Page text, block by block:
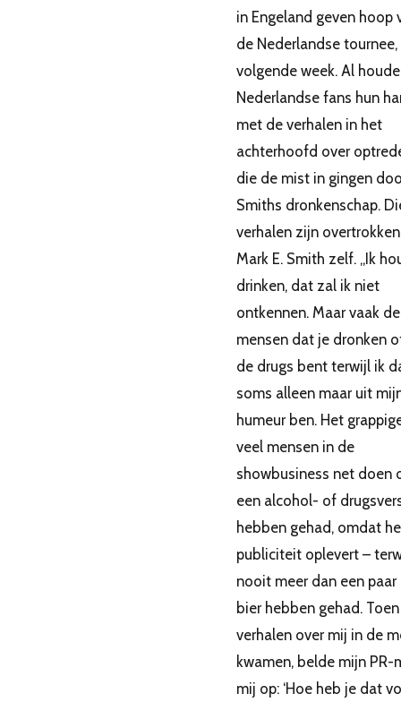
in Engeland geven hoop
de Nederlandse tournee,
volgende week. Al
Nederlandse fans hun
met de verhalen in het
achterhoofd over
die de mist in gingen
Smiths dronkenschap.
verhalen zijn
Mark E. Smith zelf. ,,Ik
drinken, dat zal ik niet
ontkennen. Maar vaak
mensen dat je dronken
de drugs bent terwijl ik
soms alleen maar uit
humeur ben. Het
veel mensen in de
showbusiness net doen
een alcohol- of
hebben gehad, omdat
publiciteit oplevert –
nooit meer dan een paar
bier hebben gehad.
verhalen over mij in de
kwamen, belde mijn PR-
mij op: ‘Hoe heb je dat